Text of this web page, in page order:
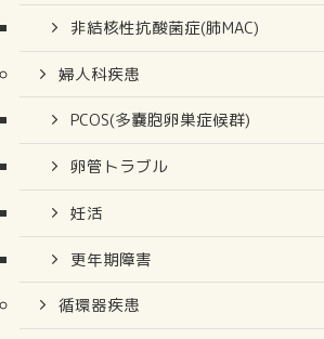
非結核性抗酸菌症(肺MAC)
婦人科疾患
PCOS(多嚢胞卵巣症候群)
卵管トラブル
妊活
更年期障害
循環器疾患